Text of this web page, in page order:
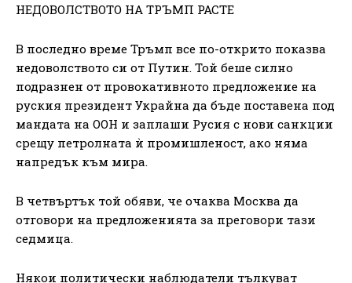
НЕДОВОЛСТВОТО НА ТРЪМП РАСТЕ
В последно време Тръмп все по-открито показва
недоволството си от Путин. Той беше силно
подразнен от провокативното предложение на
руския президент Украйна да бъде поставена под
мандата на ООН и заплаши Русия с нови санкции
срещу петролната ѝ промишленост, ако няма
напредък към мира.
В четвъртък той обяви, че очаква Москва да
отговори на предложенията за преговори тази
седмица.
Някои политически наблюдатели тълкуват